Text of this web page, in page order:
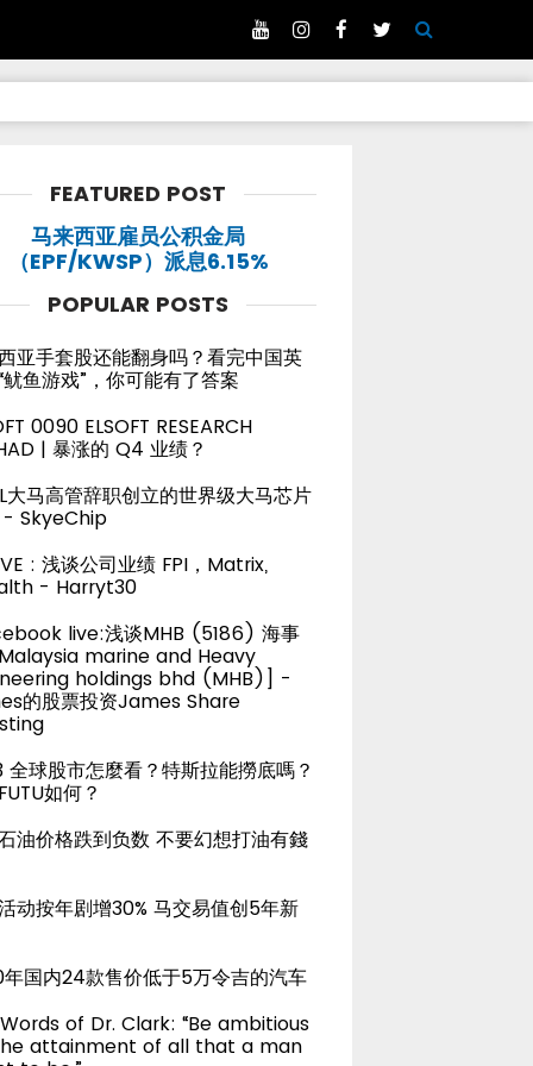
FEATURED POST
马来西亚雇员公积金局
（EPF/KWSP）派息6.15%
POPULAR POSTS
亚手套股还能翻身吗？看完中国英
鱿鱼游戏”，你可能有了答案
0090 ELSOFT RESEARCH
| 暴涨的 Q4 业绩？
大马高管辞职创立的世界级大马芯片
- SkyeChip
: 浅谈公司业绩 FPI，Matrix,
- Harryt30
live:浅谈MHB (5186) 海事
marine and Heavy
holdings bhd (MHB)] -
的股票投资James Share
全球股市怎麼看？特斯拉能撈底嗎？
如何？
油价格跌到负数 不要幻想打油有錢
动按年剧增30% 马交易值创5年新
国内24款售价低于5万令吉的汽车
of Dr. Clark: “Be ambitious
attainment of all that a man